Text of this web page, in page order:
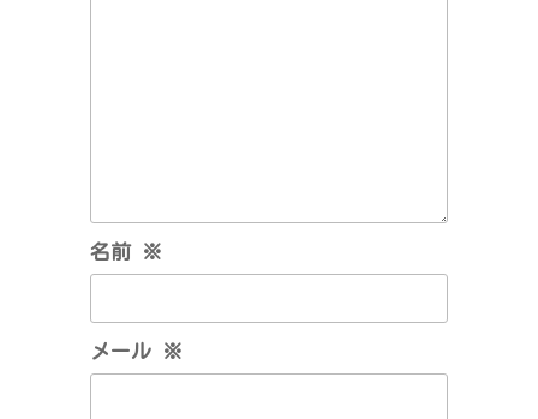
名前 ※
メール ※